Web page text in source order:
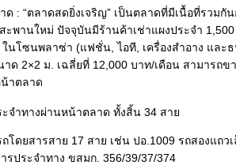
ด : “ตลาดสดยิ่งเจริญ” เป็นตลาดที่มีเนื้อที่รวมกั
พานใหม่ ปัจจุบันมีร้านค้าเช่าแผงประจำ
นโซนพลาซ่า (แฟชั่น, ไอที, เครื่องสำอาง และ
ด 2×2 ม. เฉลี่ยที่ 12,000 บาท/เดือน สามารถ
าตลาด
จำทางผ่านหน้าตลาด ทั้งสิ้น 34 สาย
โดยสารสาย 17 สาย เช่น ปอ.1009 รถสองแถว
รประจำทาง ขสมก. 356/39/37/374